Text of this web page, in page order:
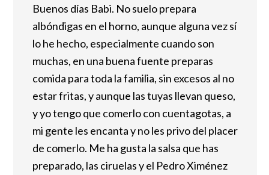
Buenos días Babi. No suelo prepara
albóndigas en el horno, aunque alguna vez sí
lo he hecho, especialmente cuando son
muchas, en una buena fuente preparas
comida para toda la familia, sin excesos al no
estar fritas, y aunque las tuyas llevan queso,
y yo tengo que comerlo con cuentagotas, a
mi gente les encanta y no les privo del placer
de comerlo. Me ha gusta la salsa que has
preparado, las ciruelas y el Pedro Ximénez